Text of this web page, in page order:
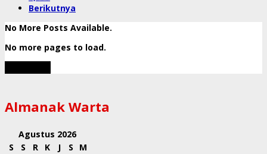
Berikutnya
No More Posts Available.
No more pages to load.
Almanak Warta
Agustus 2026
S
S R K J S
M